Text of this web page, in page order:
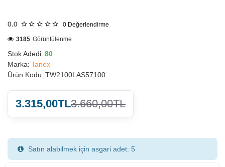
0.0 0 Değerlendirme
Stok Adedi: 80
Marka: Tanex
Ürün Kodu: TW2100LAS57100
3185 Görüntülenme
3.315,00TL3.660,00TL
Satın alabilmek için asgari adet: 5